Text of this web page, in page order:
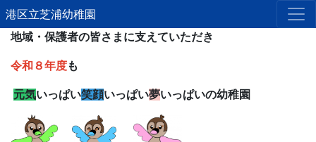
港区立芝浦幼稚園
地域・保護者の皆さまに支えていただき
令和８年度も
元気いっぱい笑顔いっぱい夢いっぱいの幼稚園